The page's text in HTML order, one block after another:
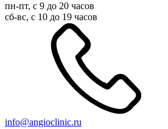
пн-пт, с 9 до 20 часов
сб-вс, с 10 до 19 часов
info@angioclinic.ru